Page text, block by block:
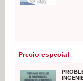
Precio especial